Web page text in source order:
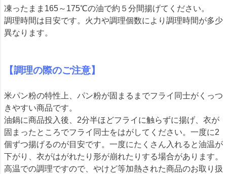
凍ったまま165～175℃の油で約５分間揚げてください。
調理時間は目安です。火力や調理個数により調理時間が多少
異なります。
【調理の際のご注意】
米パン粉の特性上、パン粉が固まるまでフライ同士がくっつ
きやすい商品です。
油鍋に商品投入後、2分半ほどフライに触らずに揚げ、衣が
固まったところでフライ同士をはがしてください。一度に2
個ずつ揚げるのが目安です。一度にたくさん入れると油温が
下がり、衣がはがれたり形が崩れたりする場合があります。
高温での調理ですので、やけど等加熱された商品のお取り扱